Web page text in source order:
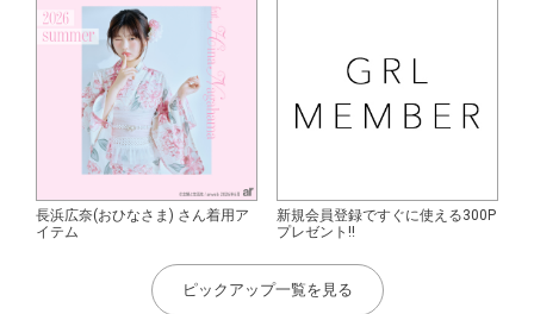
長浜広奈(おひなさま) さん着用ア
イテム
新規会員登録ですぐに使える300P
プレゼント!!
ピックアップ一覧を見る